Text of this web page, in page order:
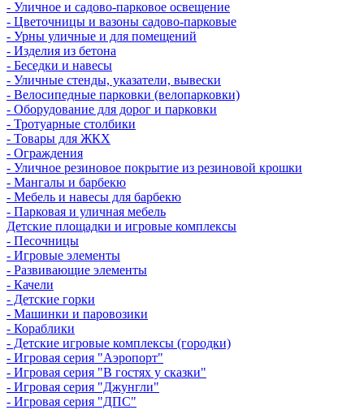
- Уличное и садово-парковое освещение
- Цветочницы и вазоны садово-парковые
- Урны уличные и для помещений
- Изделия из бетона
- Беседки и навесы
- Уличные стенды, указатели, вывески
- Велосипедные парковки (велопарковки)
- Оборудование для дорог и парковки
- Тротуарные столбики
- Товары для ЖКХ
- Ограждения
- Уличное резиновое покрытие из резиновой крошки
- Мангалы и барбекю
- Мебель и навесы для барбекю
- Парковая и уличная мебель
Детские площадки и игровые комплексы
- Песочницы
- Игровые элементы
- Развивающие элементы
- Качели
- Детские горки
- Машинки и паровозики
- Кораблики
- Детские игровые комплексы (городки)
- Игровая серия "Аэропорт"
- Игровая серия "В гостях у сказки"
- Игровая серия "Джунгли"
- Игровая серия "ДПС"